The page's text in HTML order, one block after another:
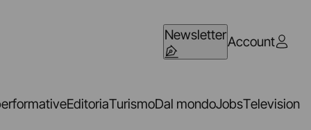
NewsletterAccount
EditoriaTurismoDal mondoJobsTelevision